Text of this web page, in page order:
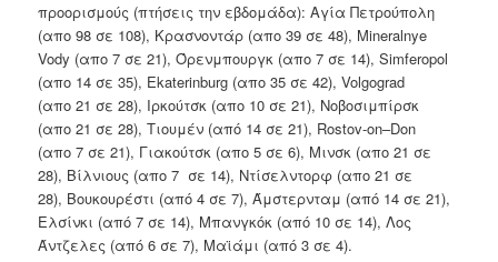
προορισμούς (πτήσεις την εβδομάδα):Αγία Πετρούπολη
(απο98 σε 108), Κρασνοντάρ (απο39 σε 48), Mineralnye
Vody (απο7 σε 21),Όρενμπουργκ (απο7 σε 14),Simferopol
(απο 14 σε 35), Ekaterinburg (απο35 σε 42),Volgograd
(απο21 σε 28), Ιρκούτσκ (απο 10 σε 21), Νοβοσιμπίρσκ
(απο21 σε 28),Τιουμέν (από 14 σε21), Rostov-on–Don
(απο7 σε 21), Γιακούτσκ (απο5 σε 6), Μινσκ (απο21 σε
28), Βίλνιους (απο7 σε 14), Ντίσελντορφ (απο21 σε
28), Βουκουρέστι (από 4 σε 7),Άμστερνταμ (από 14 σε 21),
Ελσίνκι (από 7 σε 14), Μπανγκόκ (από 10 σε 14), Λος
Άντζελες (από 6 σε7), Μαϊάμι (από 3 σε 4).